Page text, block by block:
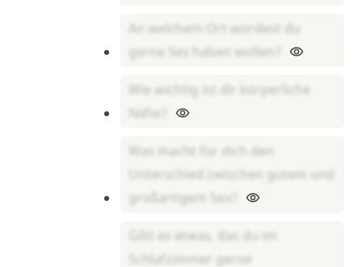
An welchem Ort würdest du
gerne Sex haben wollen?
Wie wichtig ist dir körperliche
Nähe?
Was macht für dich den
Unterschied zwischen gutem und
großartigem Sex?
Gibt es etwas, das du im
Schlafzimmer gerne